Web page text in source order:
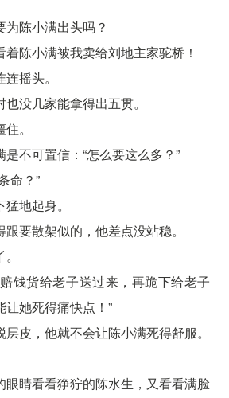
陈小满出头吗？
陈小满被我卖给刘地主家驼桥！
摇头。
没几家能拿得出五贯。
。
不可置信：“怎么要这么多？”
命？”
地起身。
要散架似的，他差点没站稳。
钱货给老子送过来，再跪下给老子
她死得痛快点！”
皮，他就不会让陈小满死得舒服。
眼睛看看狰狞的陈水生，又看看满脸